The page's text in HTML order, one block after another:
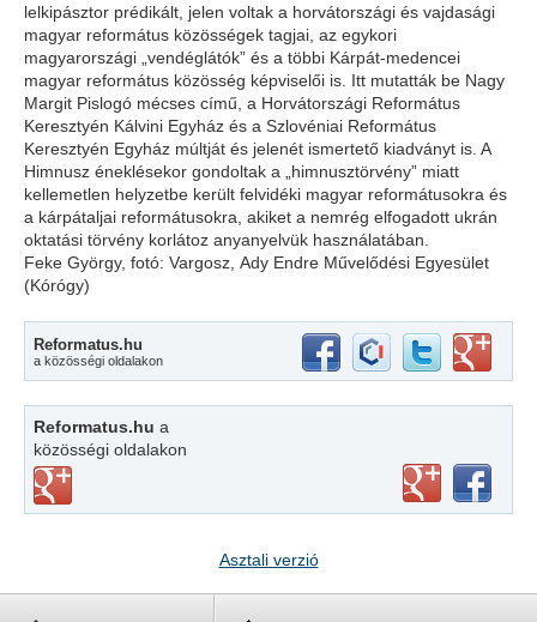
lelkipásztor prédikált, jelen voltak a horvátországi és vajdasági
magyar református közösségek tagjai, az egykori
magyarországi „vendéglátók” és a többi Kárpát-medencei
magyar református közösség képviselői is. Itt mutatták be Nagy
Margit Pislogó mécses című, a Horvátországi Református
Keresztyén Kálvini Egyház és a Szlovéniai Református
Keresztyén Egyház múltját és jelenét ismertető kiadványt is. A
Himnusz éneklésekor gondoltak a „himnusztörvény” miatt
kellemetlen helyzetbe került felvidéki magyar reformátusokra és
a kárpátaljai reformátusokra, akiket a nemrég elfogadott ukrán
oktatási törvény korlátoz anyanyelvük használatában.
Feke György, fotó: Vargosz, Ady Endre Művelődési Egyesület
(Kórógy)
Reformatus.hu
a közösségi oldalakon
Reformatus.hu a
közösségi oldalakon
Asztali verzió